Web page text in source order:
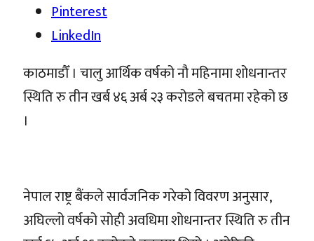
Pinterest
LinkedIn
काठमाडौँ । चालु आर्थिक वर्षको नौ महिनामा शोधनान्तर
स्थिति रु तीन खर्ब ४६ अर्ब २३ करोडले बचतमा रहेको छ
।
नेपाल राष्ट्र बैंकले सार्वजनिक गरेको विवरण अनुसार,
अघिल्लो वर्षको सोही अवधिमा शोधनान्तर स्थिति रु तीन